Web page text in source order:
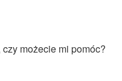
możecie mi pomóc?